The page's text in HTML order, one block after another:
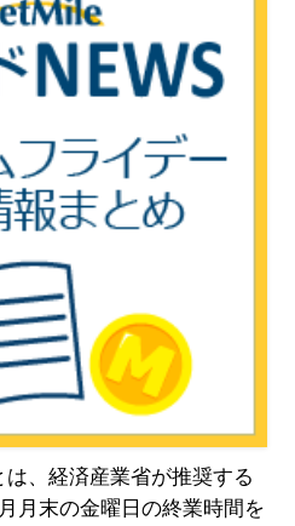
、経済産業省が推奨する
月末の金曜日の終業時間を